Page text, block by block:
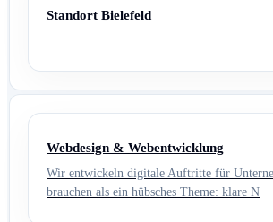
Standort Bielefeld
Webdesign & Webentwicklung
Wir entwickeln digitale Auftritte für
brauchen als ein hübsches Theme: klare N